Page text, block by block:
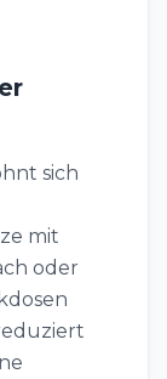
sich
mit
oder